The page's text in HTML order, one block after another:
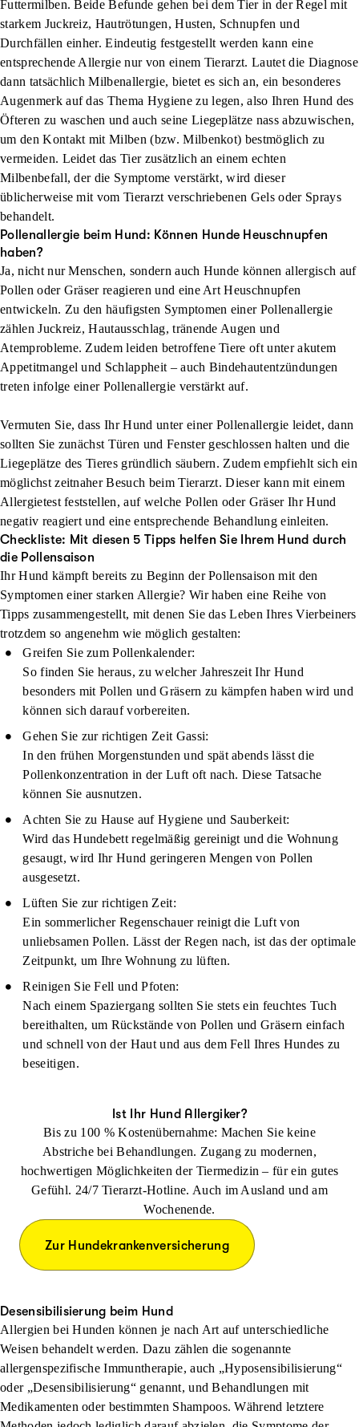
Futtermilben. Beide Befunde gehen bei dem Tier in der Regel mit
starkem Juckreiz, Hautrötungen, Husten, Schnupfen und
Durchfällen einher. Eindeutig festgestellt werden kann eine
entsprechende Allergie nur von einem Tierarzt. Lautet die Diagnose
dann tatsächlich Milbenallergie, bietet es sich an, ein besonderes
Augenmerk auf das Thema Hygiene zu legen, also Ihren Hund des
Öfteren zu waschen und auch seine Liegeplätze nass abzuwischen,
um den Kontakt mit Milben (bzw. Milbenkot) bestmöglich zu
vermeiden. Leidet das Tier zusätzlich an einem echten
Milbenbefall, der die Symptome verstärkt, wird dieser
üblicherweise mit vom Tierarzt verschriebenen Gels oder Sprays
behandelt.
Pollenallergie beim Hund: Können Hunde Heuschnupfen
haben?
Ja, nicht nur Menschen, sondern auch Hunde können allergisch auf
Pollen oder Gräser reagieren und eine Art Heuschnupfen
entwickeln. Zu den häufigsten Symptomen einer Pollenallergie
zählen Juckreiz, Hautausschlag, tränende Augen und
Atemprobleme. Zudem leiden betroffene Tiere oft unter akutem
Appetitmangel und Schlappheit – auch Bindehautentzündungen
treten infolge einer Pollenallergie verstärkt auf.
Vermuten Sie, dass Ihr Hund unter einer Pollenallergie leidet, dann
sollten Sie zunächst Türen und Fenster geschlossen halten und die
Liegeplätze des Tieres gründlich säubern. Zudem empfiehlt sich ein
möglichst zeitnaher Besuch beim Tierarzt. Dieser kann mit einem
Allergietest feststellen, auf welche Pollen oder Gräser Ihr Hund
negativ reagiert und eine entsprechende Behandlung einleiten.
Checkliste: Mit diesen 5 Tipps helfen Sie Ihrem Hund durch
die Pollensaison
Ihr Hund kämpft bereits zu Beginn der Pollensaison mit den
Symptomen einer starken Allergie? Wir haben eine Reihe von
Tipps zusammengestellt, mit denen Sie das Leben Ihres Vierbeiners
trotzdem so angenehm wie möglich gestalten:
Greifen Sie zum Pollenkalender:
So finden Sie heraus, zu welcher Jahreszeit Ihr Hund
besonders mit Pollen und Gräsern zu kämpfen haben wird und
können sich darauf vorbereiten.
Gehen Sie zur richtigen Zeit Gassi:
In den frühen Morgenstunden und spät abends lässt die
Pollenkonzentration in der Luft oft nach. Diese Tatsache
können Sie ausnutzen.
Achten Sie zu Hause auf Hygiene und Sauberkeit:
Wird das Hundebett regelmäßig gereinigt und die Wohnung
gesaugt, wird Ihr Hund geringeren Mengen von Pollen
ausgesetzt.
Lüften Sie zur richtigen Zeit:
Ein sommerlicher Regenschauer reinigt die Luft von
unliebsamen Pollen. Lässt der Regen nach, ist das der optimale
Zeitpunkt, um Ihre Wohnung zu lüften.
Reinigen Sie Fell und Pfoten:
Nach einem Spaziergang sollten Sie stets ein feuchtes Tuch
bereithalten, um Rückstände von Pollen und Gräsern einfach
und schnell von der Haut und aus dem Fell Ihres Hundes zu
beseitigen.
Ist Ihr Hund Allergiker?
Bis zu 100 % Kostenübernahme: Machen Sie keine
Abstriche bei Behandlungen. Zugang zu modernen,
hochwertigen Möglichkeiten der Tiermedizin – für ein gutes
Gefühl. 24/7 Tierarzt-Hotline. Auch im Ausland und am
Wochenende.
Zur Hundekrankenversicherung
Desensibilisierung beim Hund
Allergien bei Hunden können je nach Art auf unterschiedliche
Weisen behandelt werden. Dazu zählen die sogenannte
allergenspezifische Immuntherapie, auch „Hyposensibilisierung“
oder „Desensibilisierung“ genannt, und Behandlungen mit
Medikamenten oder bestimmten Shampoos. Während letztere